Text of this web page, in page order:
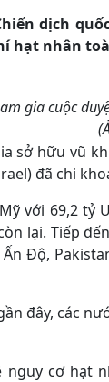
dịch
hạt nhân
gia cuộc
sở hữu vũ
đã chi
với 69,2 tỷ
lại. Tiếp
Ấn Độ,
đây, các
nguy cơ hạt